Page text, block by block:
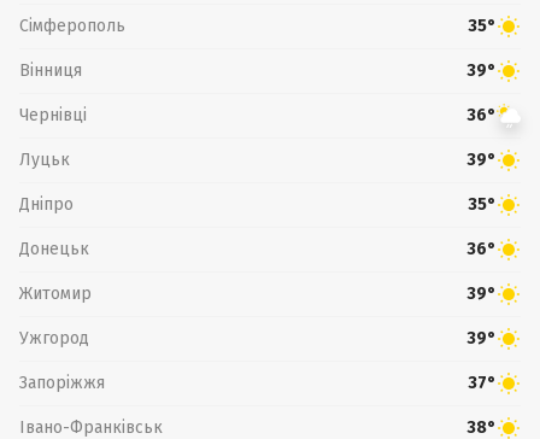
Сімферополь 35°
Вінниця 39°
Чернівці 36°
Луцьк 39°
Дніпро 35°
Донецьк 36°
Житомир 39°
Ужгород 39°
Запоріжжя 37°
Івано-Франківськ 38°